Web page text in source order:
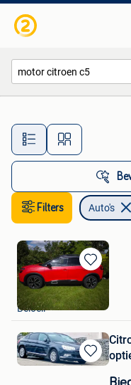
Filters Auto's
Bewaren
in
Mijn
Favorieten
Laurent 2
Beloeil
Bewaren